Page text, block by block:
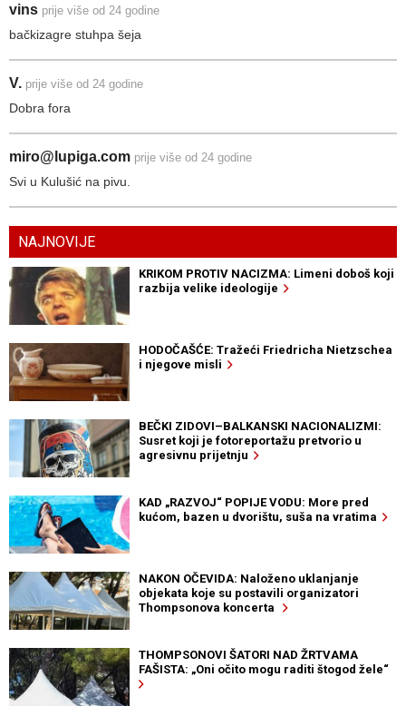
vins prije više od 24 godine
bačkizagre stuhpa šeja
V. prije više od 24 godine
Dobra fora
miro@lupiga.com prije više od 24 godine
Svi u Kulušić na pivu.
NAJNOVIJE
KRIKOM PROTIV NACIZMA: Limeni doboš koji
razbija velike ideologije
HODOČAŠĆE: Tražeći Friedricha Nietzschea
i njegove misli
BEČKI ZIDOVI–BALKANSKI NACIONALIZMI:
Susret koji je fotoreportažu pretvorio u
agresivnu prijetnju
KAD „RAZVOJ“ POPIJE VODU: More pred
kućom, bazen u dvorištu, suša na vratima
NAKON OČEVIDA: Naloženo uklanjanje
objekata koje su postavili organizatori
Thompsonova koncerta
THOMPSONOVI ŠATORI NAD ŽRTVAMA
FAŠISTA: „Oni očito mogu raditi štogod žele“